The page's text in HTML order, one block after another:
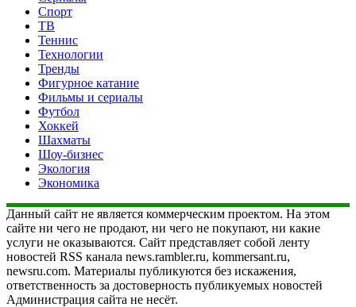
Спорт
ТВ
Теннис
Технологии
Тренды
Фигурное катание
Фильмы и сериалы
Футбол
Хоккей
Шахматы
Шоу-бизнес
Экология
Экономика
Данный сайт не является коммерческим проектом. На этом
сайте ни чего не продают, ни чего не покупают, ни какие
услуги не оказываются. Сайт представляет собой ленту
новостей RSS канала news.rambler.ru, kommersant.ru,
newsru.com. Материалы публикуются без искажения,
ответственность за достоверность публикуемых новостей
Администрация сайта не несёт.